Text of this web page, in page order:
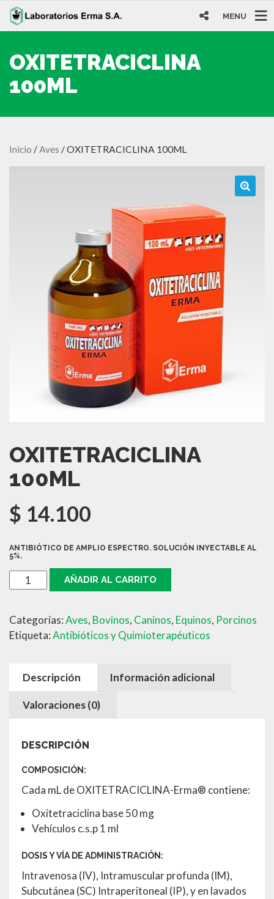
MENU
OXITETRACICLINA
100ML
Inicio /Aves / OXITETRACICLINA 100ML
OXITETRACICLINA
100ML
$ 14.100
ANTIBIÓTICO DE AMPLIO ESPECTRO. SOLUCIÓN INYECTABLE AL
5%.
OXITETRACICLINA
100ML
AÑADIR AL CARRITO
Categorías:Aves, Bovinos, Caninos, Equinos, Porcinos
Etiqueta:Antibióticos y Quimioterapéuticos
Descripción Información adicional
Valoraciones (0)
DESCRIPCIÓN
COMPOSICIÓN:
Cada mL de OXITETRACICLINA-Erma® contiene:
Oxitetraciclina base 50 mg
Vehículos c.s.p 1 ml
DOSIS Y VÍA DE ADMINISTRACIÓN:
Intravenosa (IV), Intramuscular profunda (IM),
Subcutánea (SC) Intraperitoneal (IP), y en lavados